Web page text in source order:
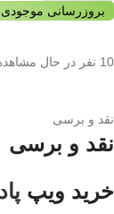
بروزرسانی موجودی و قیمت:
10 نفر در حال مشاهده این محصول هستند
نقد و برسی
نقد و برسی
خرید ویپ پاد